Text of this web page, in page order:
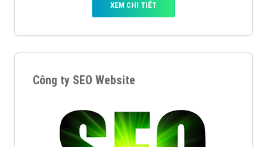
XEM CHI TIẾT
Công ty SEO Website